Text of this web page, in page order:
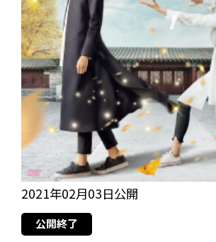
2021年02月03日公開
公開終了